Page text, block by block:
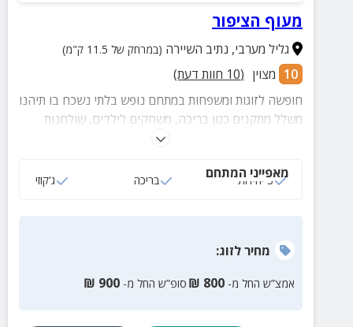
מעוף הציפור
גליל מערבי, נתיב השיירה (במרחק של 11.5 ק"מ)
10 מצוין (
10 חוות דעת)
חופשה לזוגות ומשפחות במתחם נופש בלתי נשכח בו תיהנו
משלל מתקנים כגון בריכה, משחקים לילדים, שולחנות
משחק עם פינות ישיבה נוחות ועוד. במתחם השאלת
מאפייני המתחם
3 יחידות בריכה ג‘קוזי
מחירלזוג:
אמצ”ש החל מ- 800
₪ סופ”ש החל מ- 900
₪